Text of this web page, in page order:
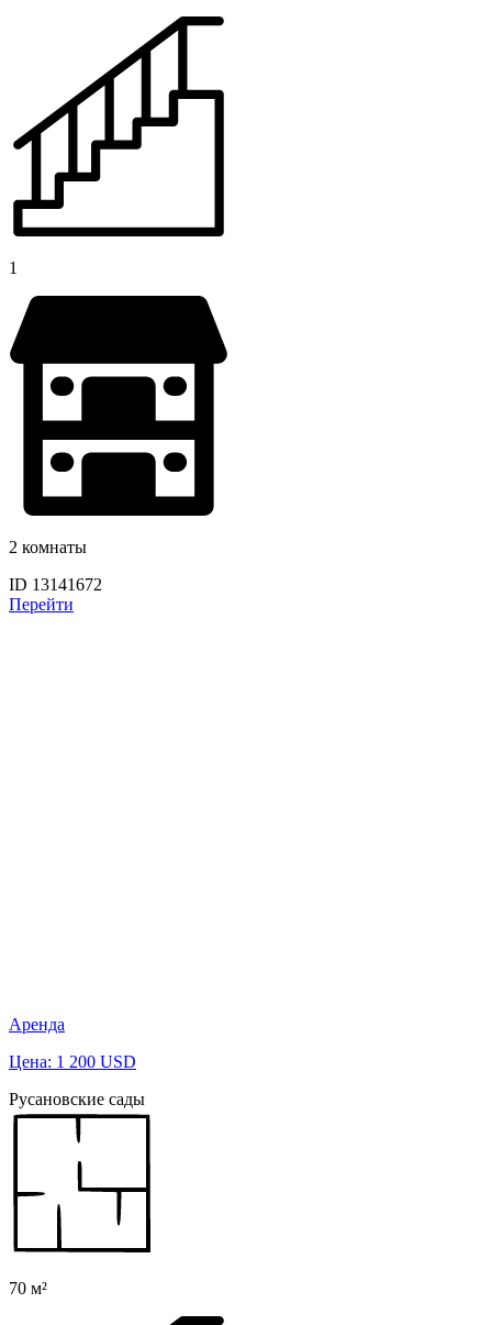
1
2 комнаты
ID 13141672
Перейти
Аренда
Цена: 1 200 USD
Русановские сады
70 м²